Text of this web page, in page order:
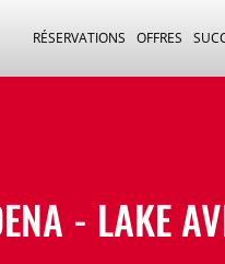
RÉSERVATIONS OFFRES
- LAKE